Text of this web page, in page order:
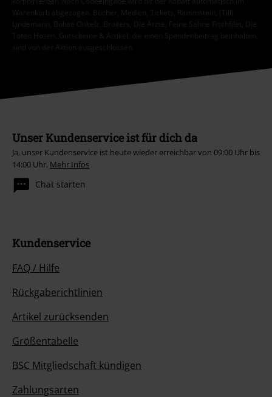
Warenkorb abgezogen. Bücher, Medien, Tickets, Rammstein, (Till)
Lindemann, Böhse Onkelz, Broilers, Die Ärzte, Feine Sahne Fischfilet, Die
Toten Hosen, Gutscheine & Artikel, die einen Spendenbeitrag beinhalten,
sind von der Aktion ausgeschlossen.
Unser Kundenservice ist für dich da
Ja, unser Kundenservice ist heute wieder erreichbar von 09:00 Uhr bis
14:00 Uhr. Mehr Infos
Chat starten
Kundenservice
FAQ / Hilfe
Rückgaberichtlinien
Artikel zurücksenden
Größentabelle
BSC Mitgliedschaft kündigen
Zahlungsarten